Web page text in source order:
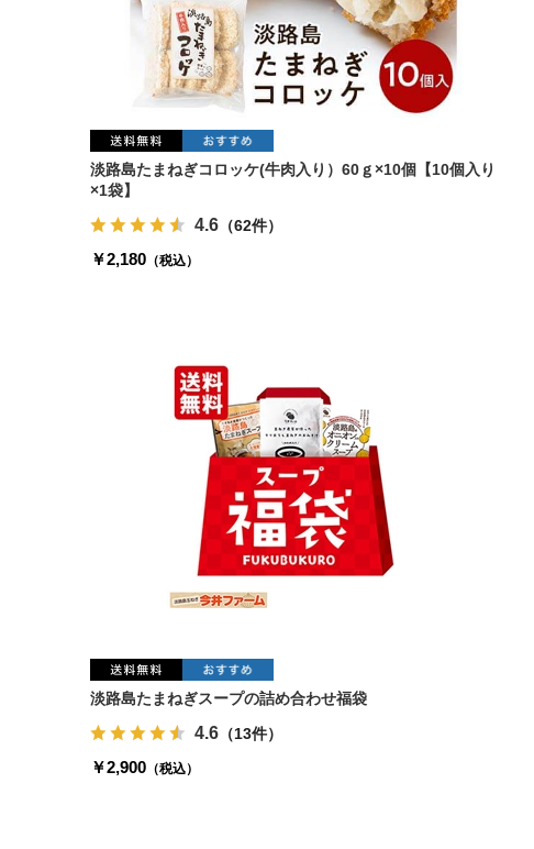
淡路島たまねぎコロッケ(牛肉入り）60ｇ×10個【10個入り
×1袋】
4.6 （62件）
￥2,180 （税込）
淡路島たまねぎスープの詰め合わせ福袋
4.6 （13件）
￥2,900 （税込）